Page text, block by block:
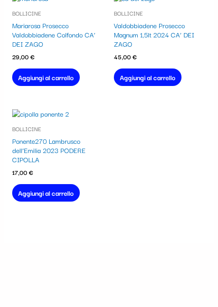
BOLLICINE
Mariarosa Prosecco
Valdobbiadene Colfondo CA’
DEI ZAGO
29,00€
Aggiungi al carrello
BOLLICINE
Valdobbiadene Prosecco
Magnum 1,5lt 2024 CA’ DEI
ZAGO
45,00€
Aggiungi al carrello
BOLLICINE
Ponente270 Lambrusco
dell’Emilia 2023 PODERE
CIPOLLA
17,00€
Aggiungi al carrello